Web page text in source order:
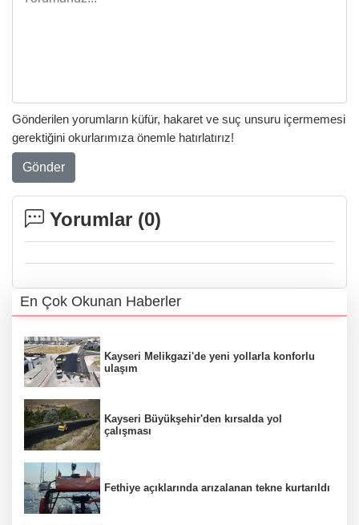
Gönderilen yorumların küfür, hakaret ve suç unsuru içermemesi
gerektiğini okurlarımıza önemle hatırlatırız!
Gönder
Yorumlar (0)
En Çok Okunan Haberler
Kayseri Melikgazi'de yeni yollarla konforlu
ulaşım
Kayseri Büyükşehir'den kırsalda yol
çalışması
Fethiye açıklarında arızalanan tekne kurtarıldı